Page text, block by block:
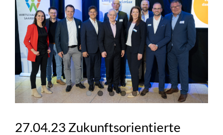
Bild
27.04.23 Zukunftsorientierte